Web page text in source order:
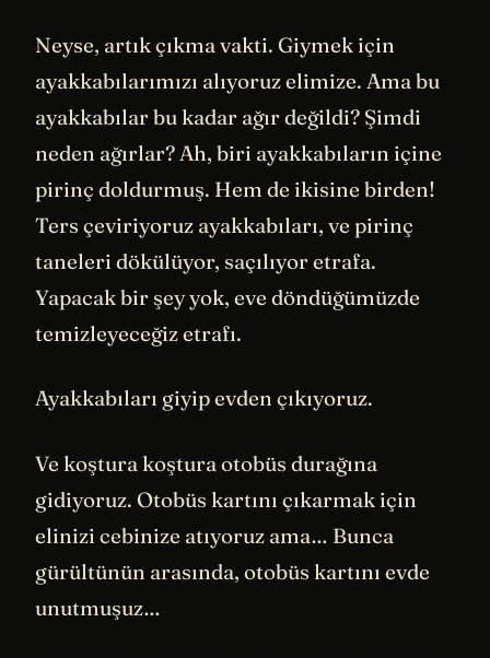
Neyse, artık çıkma vakti. Giymek için
ayakkabılarımızı alıyoruz elimize. Ama bu
ayakkabılar bu kadar ağır değildi? Şimdi
neden ağırlar? Ah, biri ayakkabıların içine
pirinç doldurmuş. Hem de ikisine birden!
Ters çeviriyoruz ayakkabıları, ve pirinç
taneleri dökülüyor, saçılıyor etrafa.
Yapacak bir şey yok, eve döndüğümüzde
temizleyeceğiz etrafı.
Ayakkabıları giyip evden çıkıyoruz.
Ve koştura koştura otobüs durağına
gidiyoruz. Otobüs kartını çıkarmak için
elinizi cebinize atıyoruz ama… Bunca
gürültünün arasında, otobüs kartını evde
unutmuşuz…